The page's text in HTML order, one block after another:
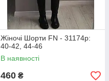
Жіночі Шорти FN - 31174р:
40-42, 44-46
В наявності
460 ₴